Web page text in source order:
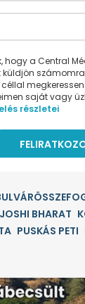
hogy a Central
küldjön
céllal
saját vagy
részletei
JOSHI BHARAT
PUSKÁS PETI